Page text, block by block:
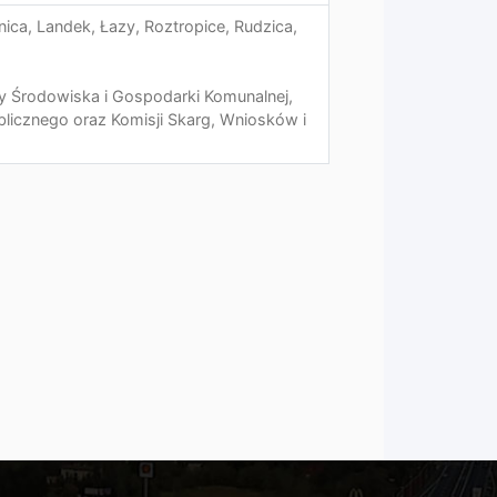
Landek, Łazy, Roztropice, Rudzica,
Środowiska i Gospodarki Komunalnej,
oraz Komisji Skarg, Wniosków i